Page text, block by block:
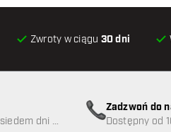
Zwroty w ciągu 30 dni
klienta niedostępna
dni w
Zadzwoń do
89
Dostępny od